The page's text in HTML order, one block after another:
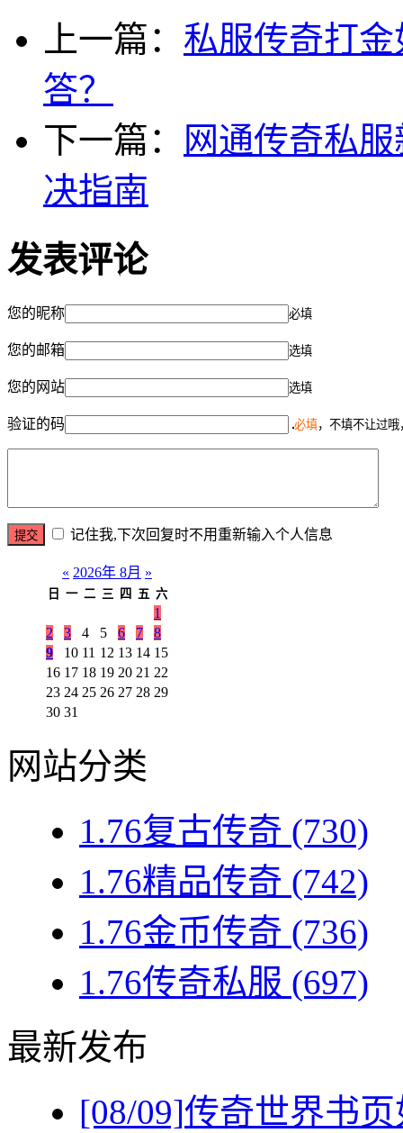
上一篇： 私服传奇打
答？
下一篇：
网通传奇私
决指南
发表评论
您的昵称 必填
您的邮箱 选填
您的网站 选填
验证的码 必填，不填不让过
记住我,下次回复时不用重新输入个人信息
« 2026年 8月 »
日 一 二 三 四 五 六
1
2
3 4 5 6 7
8
9
10 11 12 13 14 15
16 17 18 19 20 21 22
23 24 25 26 27 28 29
30 31
网站分类
1.76复古传奇 (730)
1.76精品传奇 (742)
1.76金币传奇 (736)
1.76传奇私服 (697)
最新发布
[08/09]传奇世界书